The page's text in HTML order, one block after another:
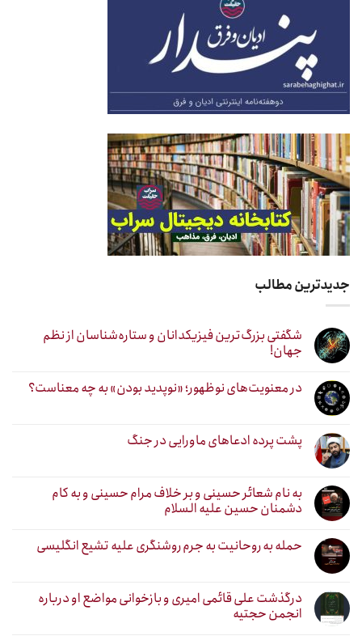
جدیدترین مطالب
شگفتی بزرگ‌ترین فیزیکدانان و ستاره‌شناسان از نظم
جهان!
در معنویت‌های نوظهور؛ «نوپدید بودن» به چه معناست؟
پشت پرده ادعاهای ماورایی در جنگ
به نام شعائر حسینی و بر خلاف مرام حسینی و به کام
دشمنان حسین علیه السلام
حمله به روحانیت به جرم روشنگری علیه تشیع انگلیسی
درگذشت علی قائمی امیری و بازخوانی مواضع او درباره
انجمن حجتیه